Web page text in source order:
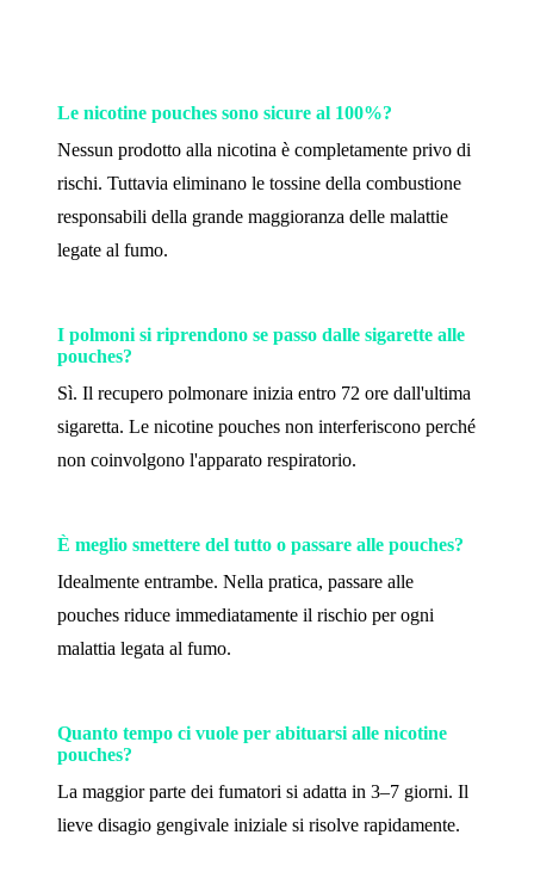
Le nicotine pouches sono sicure al 100%?
Nessun prodotto alla nicotina è completamente privo di
rischi. Tuttavia eliminano le tossine della combustione
responsabili della grande maggioranza delle malattie
legate al fumo.
I polmoni si riprendono se passo dalle sigarette alle
pouches?
Sì. Il recupero polmonare inizia entro 72 ore dall'ultima
sigaretta. Le nicotine pouches non interferiscono perché
non coinvolgono l'apparato respiratorio.
È meglio smettere del tutto o passare alle pouches?
Idealmente entrambe. Nella pratica, passare alle
pouches riduce immediatamente il rischio per ogni
malattia legata al fumo.
Quanto tempo ci vuole per abituarsi alle nicotine
pouches?
La maggior parte dei fumatori si adatta in 3–7 giorni. Il
lieve disagio gengivale iniziale si risolve rapidamente.